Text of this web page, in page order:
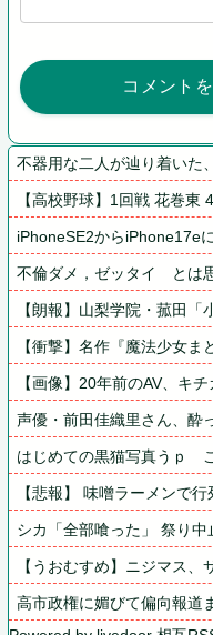
不器用な二人が辿り着いた
【高校野球】1回戦 花巻
iPhoneSE2からiPhone17e
不倫ダメ，ゼッタイ　とは
【朗報】山梨学院・菰田
【衝撃】名作『魔法少女
【画像】20年前のAV、キ
声優・前田佳織里さん、酔
はじめての黒猫写真うｐ　
【悲報】 味噌ラーメンで
シカ「全部喰った」 祭り中
【うおむすめ】ニジマス
高市政権に媚びて偏向報道